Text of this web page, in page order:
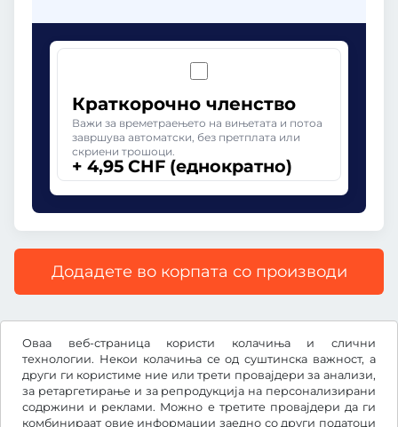
Оваа веб-страница користи колачиња и слични
технологии. Некои колачиња се од суштинска важност, а
други ги користиме ние или трети провајдери за анализи,
за ретаргетирање и за репродукција на персонализирани
содржини и реклами. Можно е третите провајдери да ги
комбинираат овие информации заедно со други податоци
Краткорочно членство
Важи за времетраењето на вињетата и потоа
завршува автоматски, без претплата или
скриени трошоци.
+ 4,95 CHF (еднократно)
Додадете во корпата со производи
Сите цени со вклучен законски ДДВ.
CHF